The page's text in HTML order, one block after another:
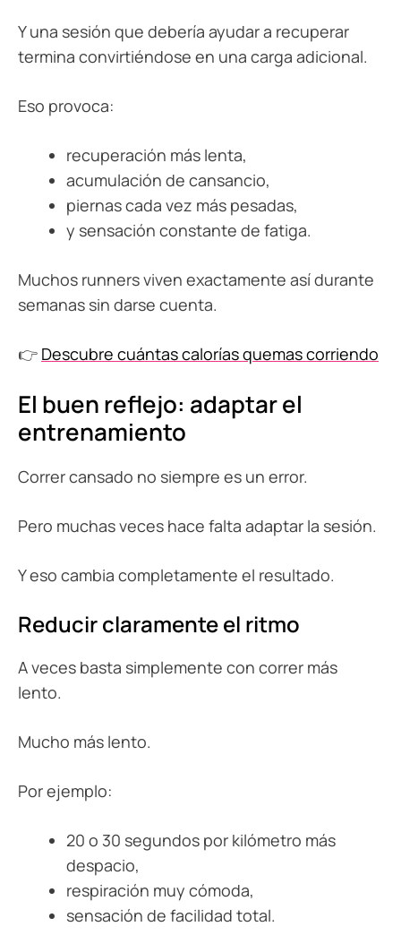
Y una sesión que debería ayudar a recuperar
termina convirtiéndose en una carga adicional.
Eso provoca:
recuperación más lenta,
acumulación de cansancio,
piernas cada vez más pesadas,
y sensación constante de fatiga.
Muchos runners viven exactamente así durante
semanas sin darse cuenta.
👉 Descubre cuántas calorías quemas corriendo
El buen reflejo: adaptar el
entrenamiento
Correr cansado no siempre es un error.
Pero muchas veces hace falta adaptar la sesión.
Y eso cambia completamente el resultado.
Reducir claramente el ritmo
A veces basta simplemente con correr más
lento.
Mucho más lento.
Por ejemplo:
20 o 30 segundos por kilómetro más
despacio,
respiración muy cómoda,
sensación de facilidad total.